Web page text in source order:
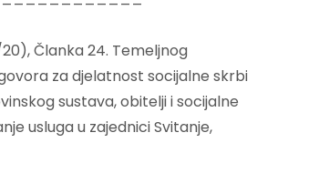
20), Članka 24. Temeljnog
za djelatnost socijalne skrbi
sustava, obitelji i socijalne
usluga u zajednici Svitanje,